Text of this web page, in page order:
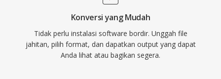
Konversi yang Mudah
Tidak perlu instalasi software bordir. Unggah file
jahitan, pilih format, dan dapatkan output yang dapat
Anda lihat atau bagikan segera.